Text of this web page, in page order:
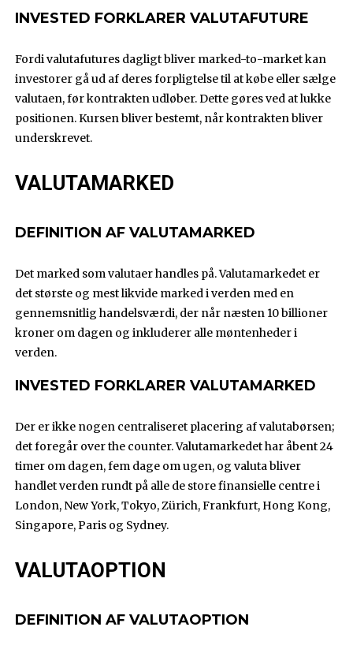
INVESTED FORKLARER VALUTAFUTURE
Fordi valutafutures dagligt bliver marked-to-market kan
investorer gå ud af deres forpligtelse til at købe eller sælge
valutaen, før kontrakten udløber. Dette gøres ved at lukke
positionen. Kursen bliver bestemt, når kontrakten bliver
underskrevet.
VALUTAMARKED
DEFINITION AF VALUTAMARKED
Det marked som valutaer handles på. Valutamarkedet er
det største og mest likvide marked i verden med en
gennemsnitlig handelsværdi, der når næsten 10 billioner
kroner om dagen og inkluderer alle møntenheder i
verden.
INVESTED FORKLARER VALUTAMARKED
Der er ikke nogen centraliseret placering af valutabørsen;
det foregår over the counter. Valutamarkedet har åbent 24
timer om dagen, fem dage om ugen, og valuta bliver
handlet verden rundt på alle de store finansielle centre i
London, New York, Tokyo, Zürich, Frankfurt, Hong Kong,
Singapore, Paris og Sydney.
VALUTAOPTION
DEFINITION AF VALUTAOPTION